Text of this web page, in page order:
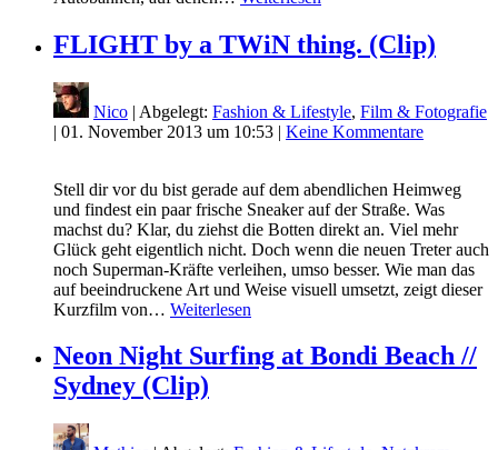
FLIGHT by a TWiN thing. (Clip)
Nico | Abgelegt: Fashion & Lifestyle, Film & Fotografie
| 01. November 2013 um 10:53 | Keine Kommentare
Stell dir vor du bist gerade auf dem abendlichen Heimweg
und findest ein paar frische Sneaker auf der Straße. Was
machst du? Klar, du ziehst die Botten direkt an. Viel mehr
Glück geht eigentlich nicht. Doch wenn die neuen Treter auch
noch Superman-Kräfte verleihen, umso besser. Wie man das
auf beeindruckene Art und Weise visuell umsetzt, zeigt dieser
Kurzfilm von… Weiterlesen
Neon Night Surfing at Bondi Beach //
Sydney (Clip)